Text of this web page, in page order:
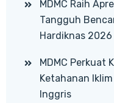
MDMC Raih
Tangguh
Hardiknas 2026
MDMC Perkuat
Ketahanan
Inggris